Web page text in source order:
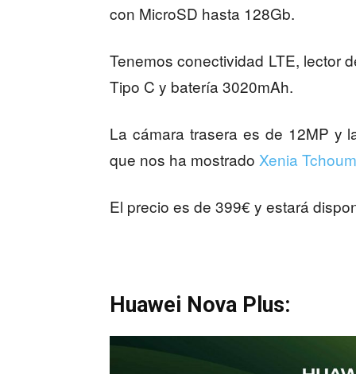
con MicroSD hasta 128Gb.
Tenemos conectividad LTE, lector
Tipo C y batería 3020mAh.
La cámara trasera es de 12MP y
que nos ha mostrado Xenia
El precio es de 399€ y estará
Huawei Nova Plus: